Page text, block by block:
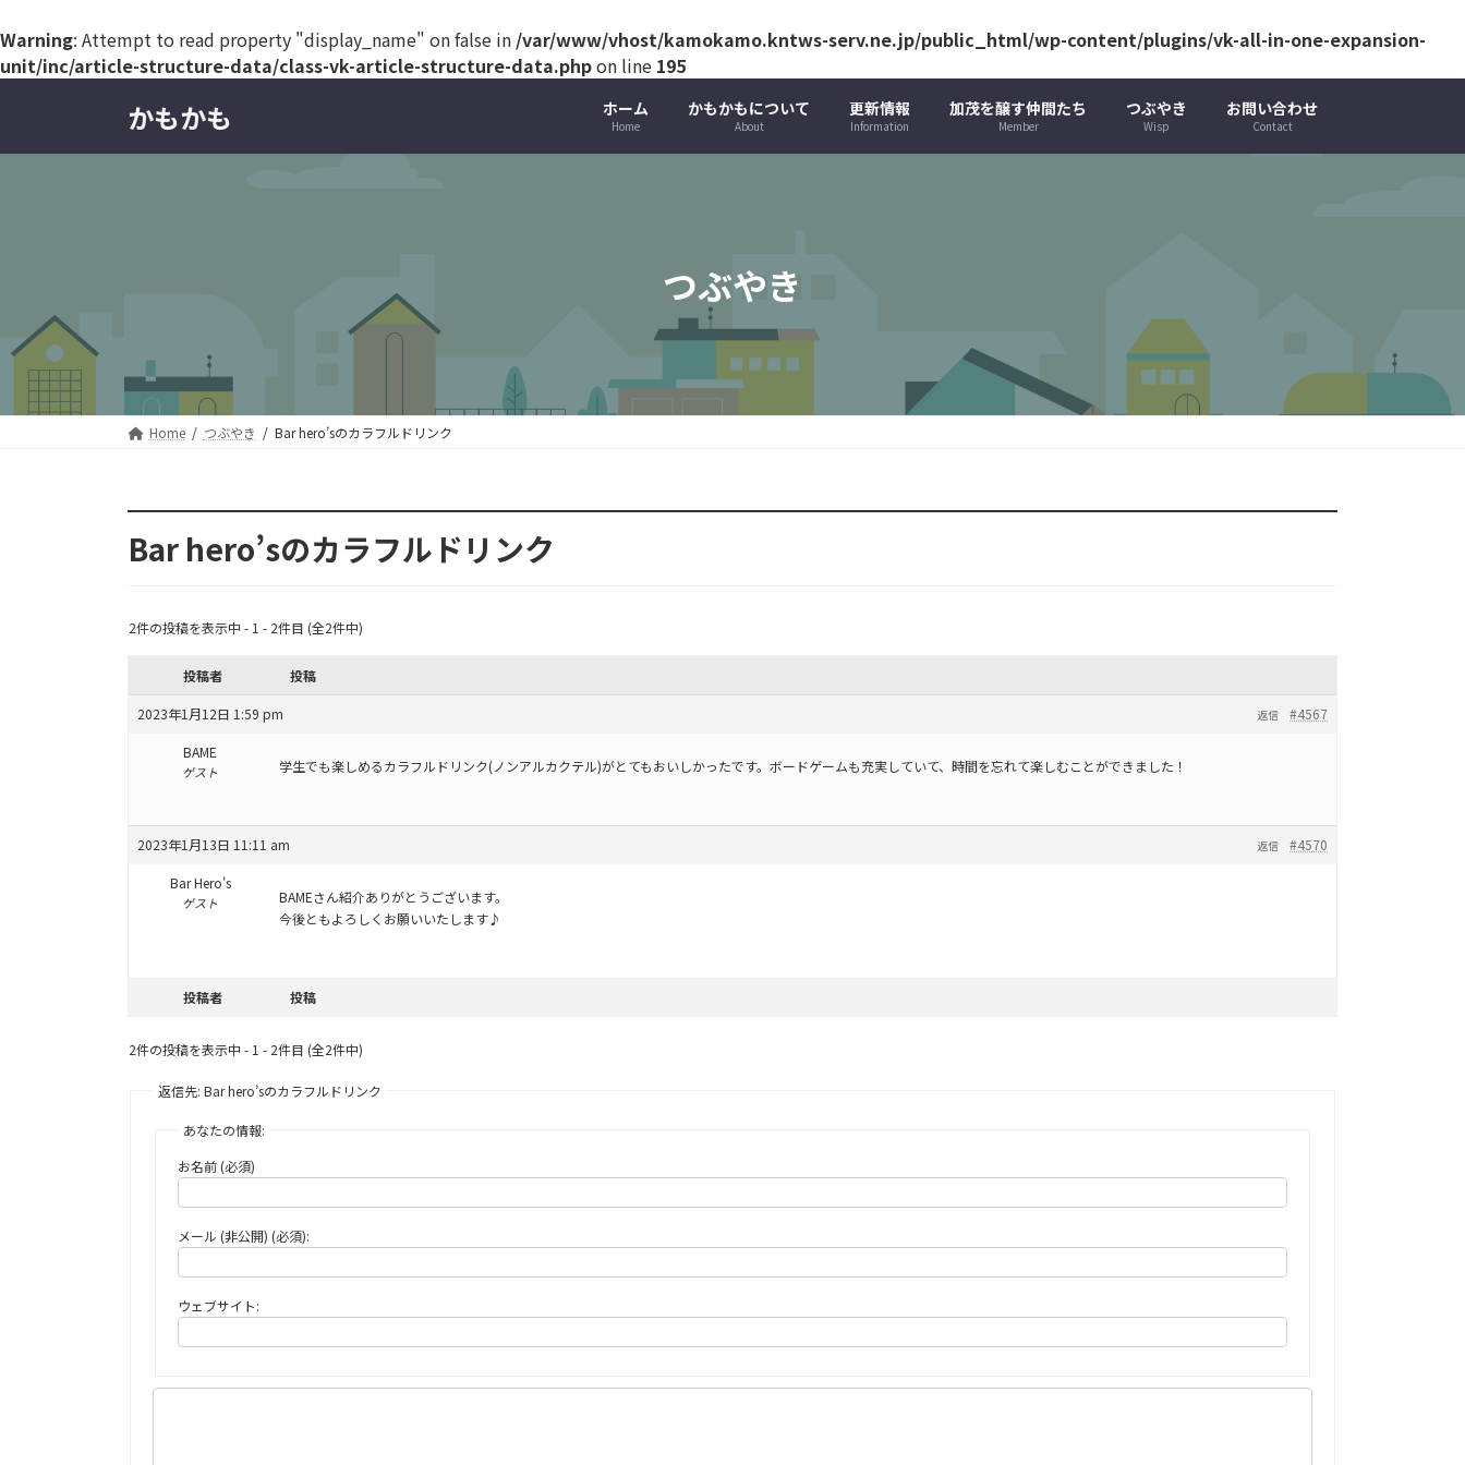
Warning: Attempt to read property "display_name" on false in /var/www/vhost/kamokamo.kntws-serv.ne.jp/public_html/wp-content/plugins/vk-all-in-one-expansion-
unit/inc/article-structure-data/class-vk-article-structure-data.phpon line 195
かもかも ホーム
Home
かもかもについて
About
更新情報
Information
加茂を醸す仲間たち
Member
つぶやき
Wisp
お問い合わせ
Contact
つぶやき
Home つぶやき Bar hero’sのカラフルドリンク
Bar hero’sのカラフルドリンク
2件の投稿を表示中 - 1 - 2件目 (全2件中)
投稿者 投稿
2023年1月12日 1:59 pm #4567
返信
BAME
ゲスト 学生でも楽しめるカラフルドリンク(ノンアルカクテル)がとてもおいしかったです。ボードゲームも充実していて、時間を忘れて楽しむことができました！
2023年1月13日 11:11 am #4570
返信
Bar Hero's
ゲスト
BAMEさん紹介ありがとうございます。
今後ともよろしくお願いいたします♪
投稿者 投稿
2件の投稿を表示中 - 1 - 2件目 (全2件中)
返信先: Bar hero’sのカラフルドリンク
あなたの情報:
お名前 (必須)
メール (非公開) (必須):
ウェブサイト: